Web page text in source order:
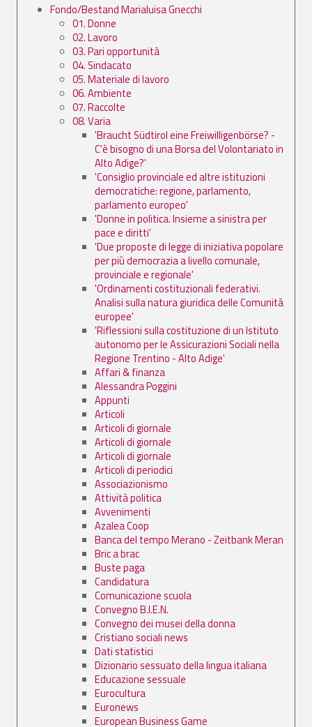
Fondo/Bestand Marialuisa Gnecchi
01. Donne
02. Lavoro
03. Pari opportunità
04. Sindacato
05. Materiale di lavoro
06. Ambiente
07. Raccolte
08. Varia
'Braucht Südtirol eine Freiwilligenbörse? -
C'è bisogno di una Borsa del Volontariato in
Alto Adige?'
'Consiglio provinciale ed altre istituzioni
democratiche: regione, parlamento,
parlamento europeo'
'Donne in politica. Insieme a sinistra per
pace e diritti'
'Due proposte di legge di iniziativa popolare
per più democrazia a livello comunale,
provinciale e regionale'
'Ordinamenti costituzionali federativi.
Analisi sulla natura giuridica delle Comunità
europee'
'Riflessioni sulla costituzione di un Istituto
autonomo per le Assicurazioni Sociali nella
Regione Trentino - Alto Adige'
Affari & finanza
Alessandra Poggini
Appunti
Articoli
Articoli di giornale
Articoli di giornale
Articoli di giornale
Articoli di periodici
Associazionismo
Attività politica
Avvenimenti
Azalea Coop
Banca del tempo Merano - Zeitbank Meran
Bric a brac
Buste paga
Candidatura
Comunicazione scuola
Convegno B.I.E.N.
Convegno dei musei della donna
Cristiano sociali news
Dati statistici
Dizionario sessuato della lingua italiana
Educazione sessuale
Eurocultura
Euronews
European Business Game